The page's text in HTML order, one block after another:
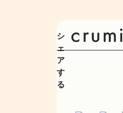
シ
ェ
ア
す
る